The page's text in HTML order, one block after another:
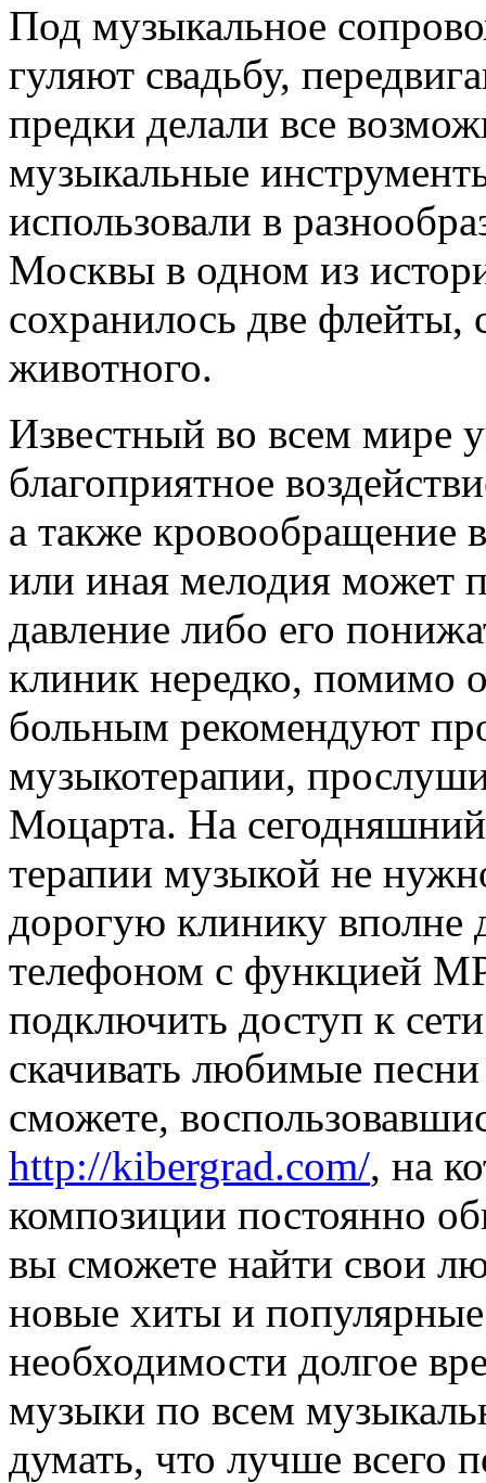
Под музыкальное
гуляют свадьбу,
предки делали все
музыкальные
использовали в
Москвы в одном из
сохранилось две флейты,
животного.
Известный во всем мире
благоприятное
а также кровообращение
или иная мелодия может
давление либо его
клиник нередко, помимо
больным рекомендуют
музыкотерапии,
Моцарта. На
терапии музыкой не
дорогую клинику вполне
телефоном с функцией
подключить доступ к
скачивать любимые
сможете,
http://kibergrad.com/, на
композиции постоянно
вы сможете найти свои
новые хиты и
необходимости долгое
музыки по всем
думать, что лучше всего